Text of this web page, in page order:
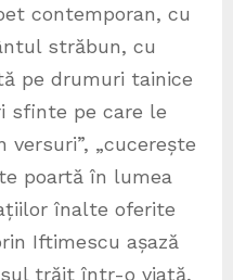
contemporan, cu
străbun, cu
pe drumuri tainice
sfinte pe care le
„cucerește
poartă în lumea
înalte oferite
Iftimescu așază
trăit într-o viață,